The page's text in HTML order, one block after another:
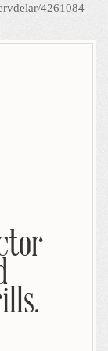
4261084